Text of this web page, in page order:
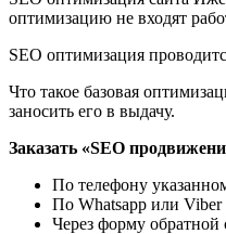
оптимизацию не входят
SEO оптимизация
Что такое базовая
заносить его в выдачу.
Заказать «SEO
По телефону
По Whatsapp или Viber
Через форму обратной